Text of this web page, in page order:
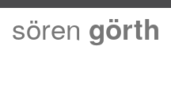
sören görth